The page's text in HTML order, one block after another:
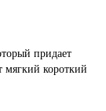
придает
мягкий короткий